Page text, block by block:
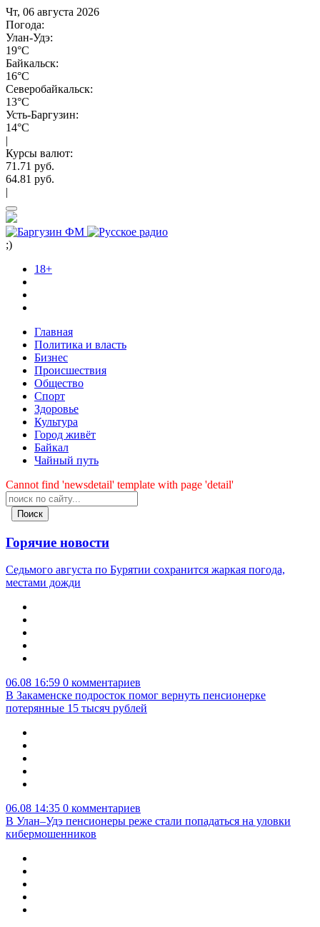
Чт, 06 августа 2026
Погода:
Улан-Удэ:
19°C
Байкальск:
16°C
Северобайкальск:
13°C
Усть-Баргузин:
14°C
|
Курсы валют:
71.71 руб.
64.81 руб.
|
;)
18+
Главная
Политика и власть
Бизнес
Происшествия
Общество
Cпорт
Здоровье
Культура
Город живёт
Байкал
Чайный путь
Cannot find 'newsdetail' template with page 'detail'
Поиск
Горячие новости
Седьмого августа по Бурятии сохранится жаркая погода,
местами дожди
06.08 16:59 0 комментариев
В Закаменске подросток помог вернуть пенсионерке
потерянные 15 тысяч рублей
06.08 14:35 0 комментариев
В Улан–Удэ пенсионеры реже стали попадаться на уловки
кибермошенников